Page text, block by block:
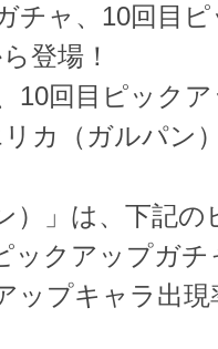
チャ、10回目
登場！
10回目ピック
カ（ガルパン
）」は、下記の
ックアップガ
ップキャラ出